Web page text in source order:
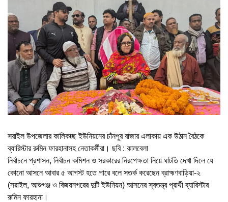
সরাইল উপজেলার কালিকচ্ছ ইউনিয়নের চাঁনপুর বাজার এলাকায় এক উঠান বৈঠকে
ব্যারিস্টার রুমিন ফারহানাসহ নেতাকর্মীরা। ছবি : কালবেলা
নির্বাচনে প্রশাসন, নির্বাচন কমিশন ও সরকারের নিরপেক্ষতা নিয়ে ঘাটতি দেখা দিলে যে
কোনো আসনে আবার ৫ আগস্ট হতে পারে বলে সতর্ক করেছেন ব্রাহ্মণবাড়িয়া-২
(সরাইল, আশুগঞ্জ ও বিজয়নগরের দুটি ইউনিয়ন) আসনের স্বতন্ত্র প্রার্থী ব্যারিস্টার
রুমিন ফারহানা।